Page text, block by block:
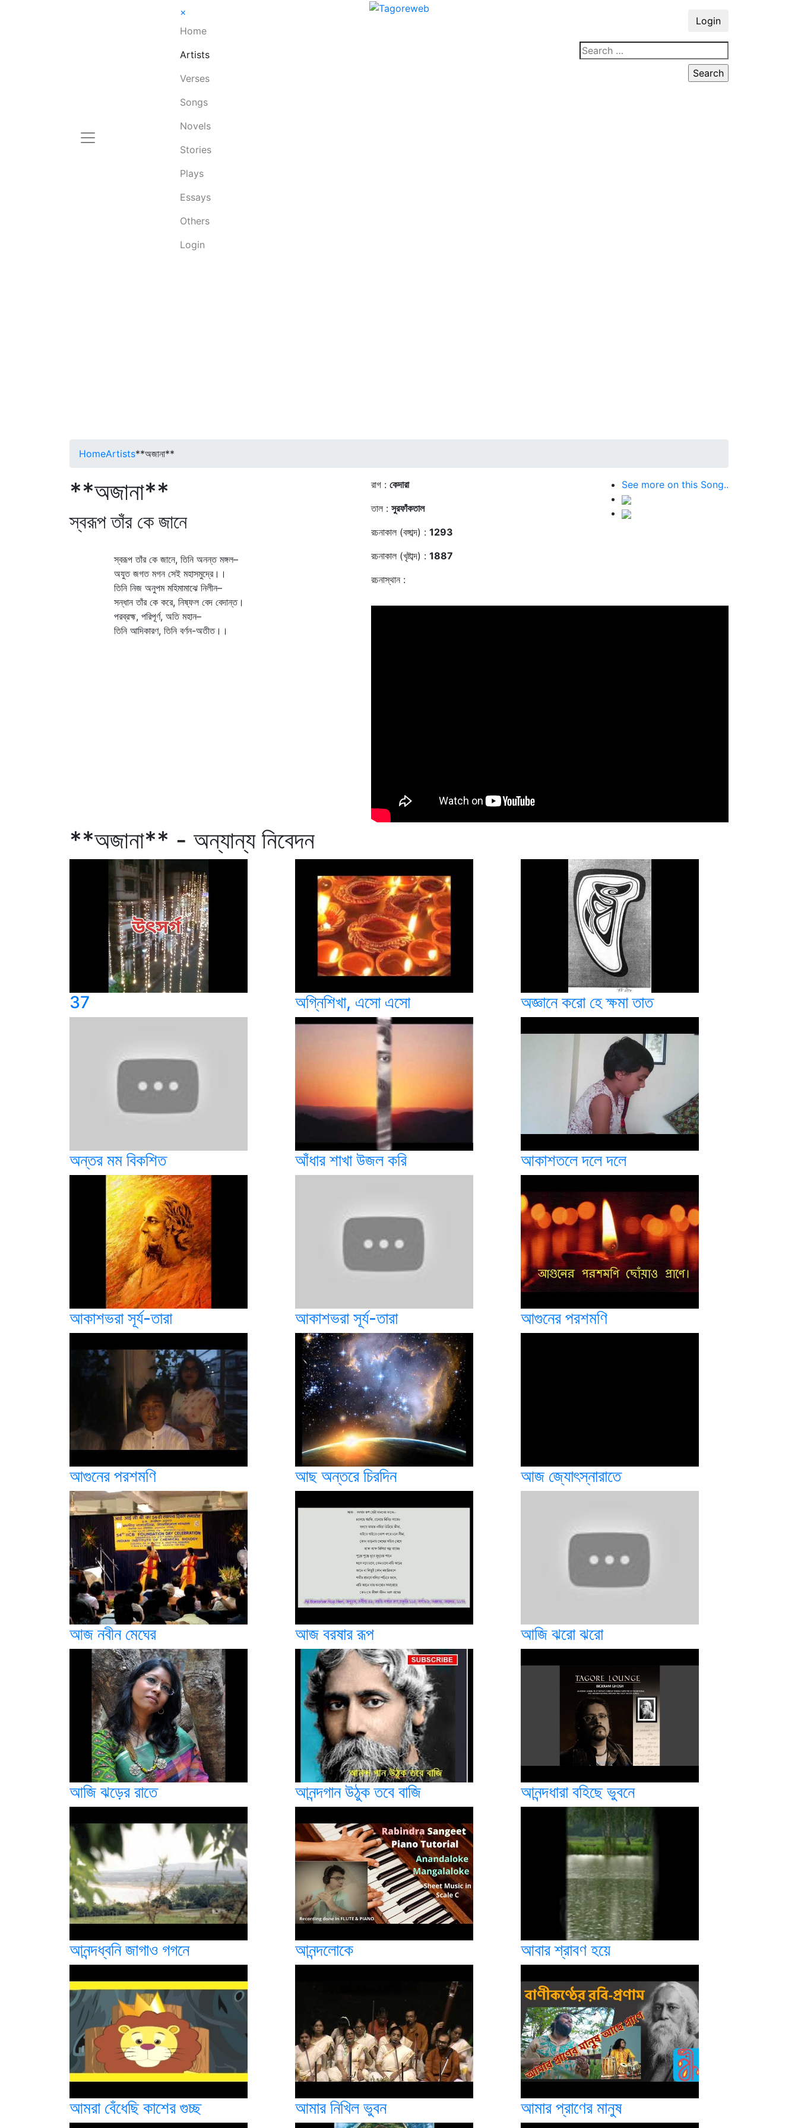
×
Home
Artists
Verses
Songs
Novels
Stories
Plays
Essays
Others
Login
Login
HomeArtists**অজানা**
**অজানা**
স্বরূপ তাঁর কে জানে
স্বরূপ তাঁর কে জানে, তিনি অনন্ত মঙ্গল–
অযুত জগত মগন সেই মহাসমুদ্রে।।
তিনি নিজ অনুপম মহিমামাঝে নিলীন–
সন্ধান তাঁর কে করে, নিষ্ফল বেদ বেদান্ত।
পরব্রহ্ম, পরিপূর্ণ, অতি মহান–
তিনি আদিকারণ, তিনি বর্ণন-অতীত।।
রাগ : কেদারা
তাল : সুরফাঁকতাল
রচনাকাল (বঙ্গাব্দ) : 1293
রচনাকাল (খৃষ্টাব্দ) : 1887
রচনাস্থান :
See more on this Song..
**অজানা** - অন্যান্য নিবেদন
37 অগ্নিশিখা, এসো এসো অজ্ঞানে করো হে ক্ষমা তাত
অন্তর মম বিকশিত আঁধার শাখা উজল করি আকাশতলে দলে দলে
আকাশভরা সূর্য-তারা আকাশভরা সূর্য-তারা আগুনের পরশমণি
আগুনের পরশমণি আছ অন্তরে চিরদিন আজ জ্যোৎস্নারাতে
আজ নবীন মেঘের আজ বরষার রূপ আজি ঝরো ঝরো
আজি ঝড়ের রাতে আনন্দগান উঠুক তবে বাজি আনন্দধারা বহিছে ভুবনে
আনন্দধ্বনি জাগাও গগনে আনন্দলোকে আবার শ্রাবণ হয়ে
আমরা বেঁধেছি কাশের গুচ্ছ আমার নিখিল ভুবন আমার প্রাণের মানুষ